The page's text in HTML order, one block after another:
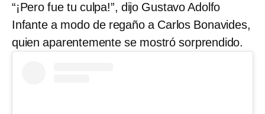
“¡Pero fue tu culpa!”, dijo Gustavo Adolfo
Infante a modo de regaño a Carlos Bonavides,
quien aparentemente se mostró sorprendido.